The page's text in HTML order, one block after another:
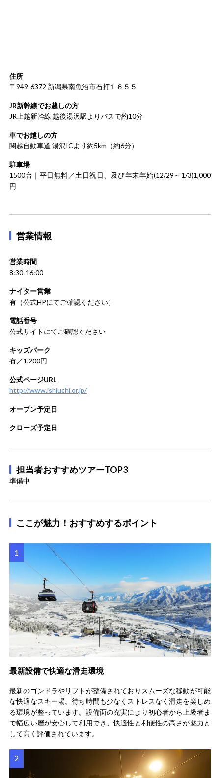
住所
〒949-6372 新潟県南魚沼市石打１６５５
JR新幹線でお越しの方
JR上越新幹線 越後湯沢駅よりバスで約10分
車でお越しの方
関越自動車道 湯沢ICより約5km（約6分）
駐車場
1500台｜平日無料／土日祝日、及び年末年始(12/29～1/3)1,000
円
営業情報
営業時間
8:30-16:00
ナイター営業
有（公式HPにてご確認ください）
電話番号
公式サイトにてご確認ください
キッズパーク
有／1,200円
公式ページURL
http://www.ishiuchi.or.jp/
オープン予定日
クローズ予定日
担当者おすすめツアーTOP3
準備中
ここが魅力！おすすめするポイント
最新設備で快適な滑走環境
最新のゴンドラやリフトが整備されておりスムーズな移動が可能
な快適なスキー場。待ち時間も少なくストレスなく滑走を楽しめ
る環境が整っています。設備面の充実により初心者から上級者ま
で幅広い層が安心して利用でき、快適性と利便性の高さが魅力と
して高く評価されています。